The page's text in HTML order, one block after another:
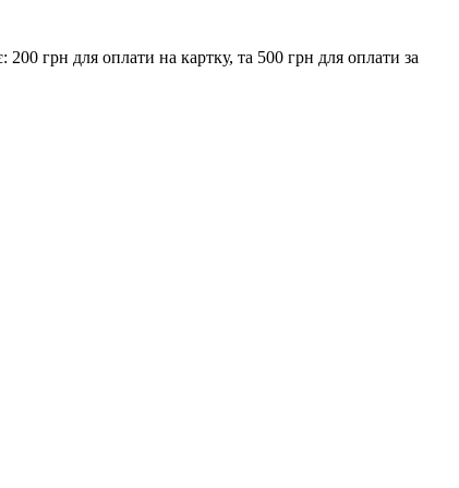
грн для оплати на картку, та 500 грн для оплати за